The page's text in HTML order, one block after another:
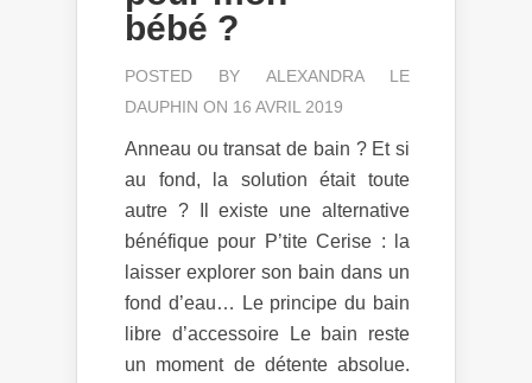
bébé ?
POSTED BY ALEXANDRA LE
DAUPHIN ON 16 AVRIL 2019
Anneau ou transat de bain ? Et si
au fond, la solution était toute
autre ? Il existe une alternative
bénéfique pour P’tite Cerise : la
laisser explorer son bain dans un
fond d’eau… Le principe du bain
libre d’accessoire Le bain reste
un moment de détente absolue.